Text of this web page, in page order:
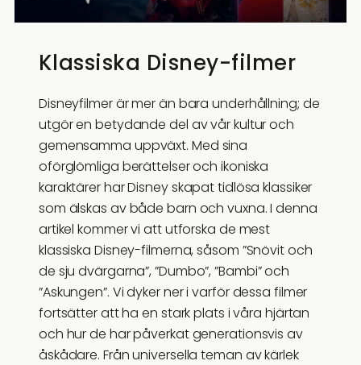
Klassiska Disney-filmer
Disneyfilmer är mer än bara underhållning; de
utgör en betydande del av vår kultur och
gemensamma uppväxt. Med sina
oförglömliga berättelser och ikoniska
karaktärer har Disney skapat tidlösa klassiker
som älskas av både barn och vuxna. I denna
artikel kommer vi att utforska de mest
klassiska Disney-filmerna, såsom ”Snövit och
de sju dvärgarna”, ”Dumbo”, ”Bambi” och
”Askungen”. Vi dyker ner i varför dessa filmer
fortsätter att ha en stark plats i våra hjärtan
och hur de har påverkat generationsvis av
åskådare. Från universella teman av kärlek